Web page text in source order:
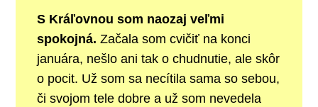
S Kráľovnou som naozaj veľmi
spokojná. Začala som cvičiť na konci
januára, nešlo ani tak o chudnutie, ale skôr
o pocit. Už som sa necítila sama so sebou,
či svojom tele dobre a už som nevedela